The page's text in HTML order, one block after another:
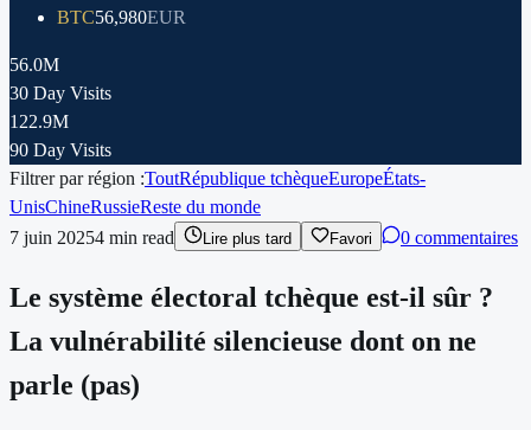
BTC56,980EUR
56.0M
30 Day Visits
122.9M
90 Day Visits
Filtrer par région :ToutRépublique tchèqueEuropeÉtats-
UnisChineRussieReste du monde
7 juin 20254 min read Lire plus tard Favori 0 commentaires
Le système électoral tchèque est-il sûr ?
La vulnérabilité silencieuse dont on ne
parle (pas)